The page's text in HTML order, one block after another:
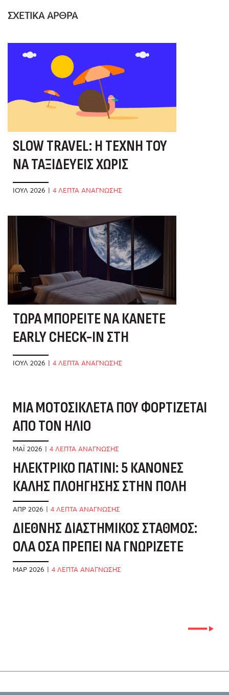
ΣΧΕΤΙΚΑ ΑΡΘΡΑ
SLOW TRAVEL: Η ΤΈΧΝΗ ΤΟΥ
ΝΑ ΤΑΞΙΔΕΎΕΙΣ ΧΩΡΊΣ
ΒΙΑΣΎΝΗ
ΙΟΎΛ 2026 | 4 ΛΕΠΤΑ ΑΝΑΓΝΩΣΗΣ
ΤΏΡΑ ΜΠΟΡΕΊΤΕ ΝΑ ΚΆΝΕΤΕ
EARLY CHECK-IN ΣΤΗ
ΣΕΛΉΝΗ
ΙΟΎΛ 2026 | 4 ΛΕΠΤΑ ΑΝΑΓΝΩΣΗΣ
ΜΊΑ ΜΟΤΟΣΙΚΛΈΤΑ ΠΟΥ ΦΟΡΤΊΖΕΤΑΙ
ΑΠΌ ΤΟΝ ΉΛΙΟ
ΜΆΙ 2026 | 4 ΛΕΠΤΑ ΑΝΑΓΝΩΣΗΣ
ΗΛΕΚΤΡΙΚΌ ΠΑΤΊΝΙ: 5 ΚΑΝΌΝΕΣ
ΚΑΛΉΣ ΠΛΟΉΓΗΣΗΣ ΣΤΗΝ ΠΌΛΗ
ΑΠΡ 2026 | 4 ΛΕΠΤΑ ΑΝΑΓΝΩΣΗΣ
ΔΙΕΘΝΉΣ ΔΙΑΣΤΗΜΙΚΌΣ ΣΤΑΘΜΌΣ:
ΌΛΑ ΌΣΑ ΠΡΈΠΕΙ ΝΑ ΓΝΩΡΊΖΕΤΕ
ΜΑΡ 2026 | 4 ΛΕΠΤΑ ΑΝΑΓΝΩΣΗΣ